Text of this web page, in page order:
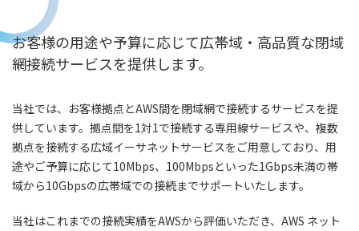
お客様の用途や予算に応じて広帯域・高品質な閉域
網接続サービスを提供します。
当社では、お客様拠点とAWS間を閉域網で接続するサービスを提
供しています。拠点間を1対1で接続する専用線サービスや、複数
拠点を接続する広域イーサネットサービスをご用意しており、用
途やご予算に応じて10Mbps、100Mbpsといった1Gbps未満の帯
域から10Gbpsの広帯域での接続までサポートいたします。
当社はこれまでの接続実績をAWSから評価いただき、AWS ネット